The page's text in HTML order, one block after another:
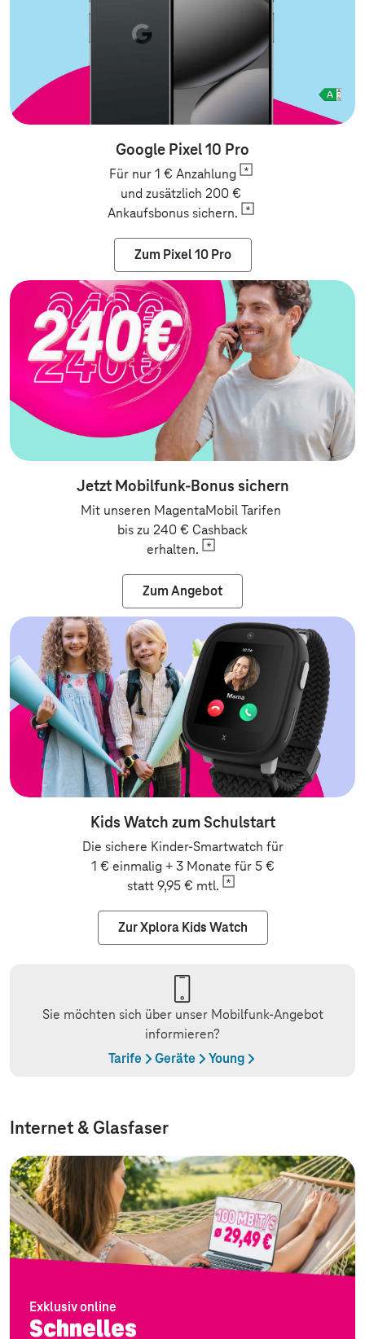
Google Pixel 10 Pro
Für nur 1 € Anzahlung
und zusätzlich 200 €
Ankaufsbonus sichern.
Zum Pixel 10 Pro
Jetzt Mobilfunk-Bonus sichern
Mit unseren MagentaMobil Tarifen
bis zu 240 € Cashback
erhalten.
Zum Angebot
Kids Watch zum Schulstart
Die sichere Kinder-Smartwatch für
1 € einmalig + 3 Monate für 5 €
statt 9,95 € mtl.
Zur Xplora Kids Watch
Sie möchten sich über unser Mobilfunk-Angebot
informieren?
Tarife
Geräte Young
Internet & Glasfaser
Exklusiv online
Schnelles